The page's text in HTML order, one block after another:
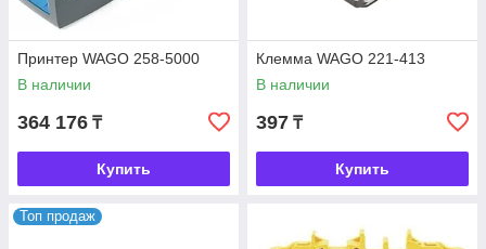
Принтер WAGO 258-5000
В наличии
364 176 ₸
Купить
Клемма WAGO 221-413
В наличии
397 ₸
Купить
Топ продаж